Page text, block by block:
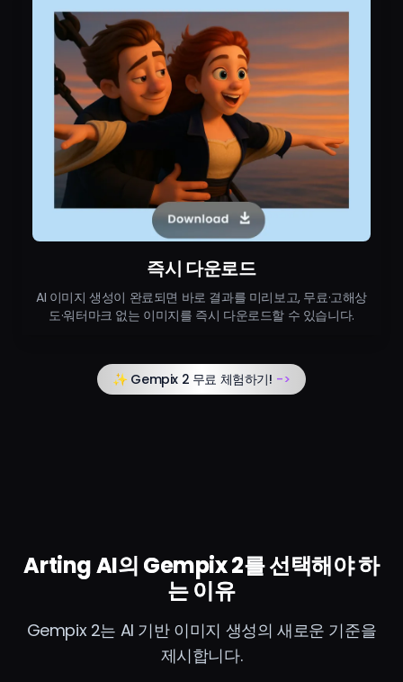
즉시 다운로드
AI 이미지 생성이 완료되면 바로 결과를 미리보고, 무료·고해상
도·워터마크 없는 이미지를 즉시 다운로드할 수 있습니다.
✨ Gempix 2 무료 체험하기! ->
Arting AI의 Gempix 2를 선택해야 하
는 이유
Gempix 2는 AI 기반 이미지 생성의 새로운 기준을
제시합니다.